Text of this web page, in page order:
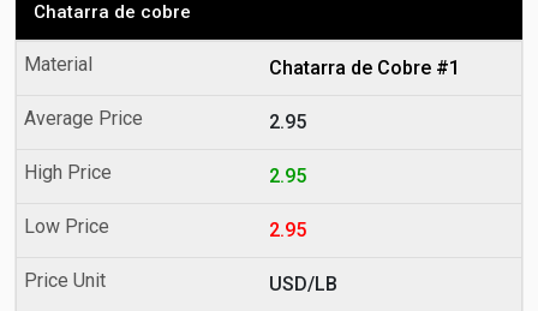
Chatarra de cobre
Chatarra de Cobre #1
2.95
2.95
2.95
USD/LB